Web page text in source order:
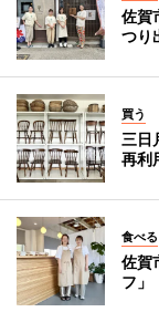
佐賀
つり
買う
三日
再利
食べる
佐賀
フ」